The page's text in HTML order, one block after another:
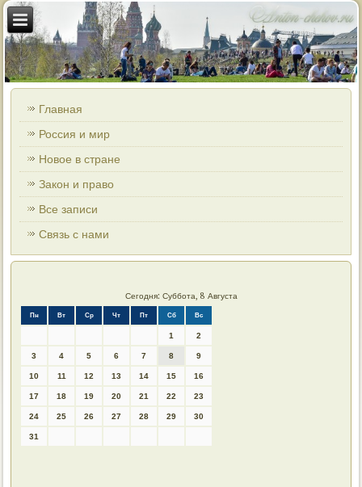
Главная
Россия и мир
Новое в стране
Закон и право
Все записи
Связь с нами
Сегодня: Суббота, 8 Августа
Пн Вт Ср Чт Пт Сб Вс
1 2
3 4 5 6 7 8 9
10 11 12 13 14 15 16
17 18 19 20 21 22 23
24 25 26 27 28 29 30
31